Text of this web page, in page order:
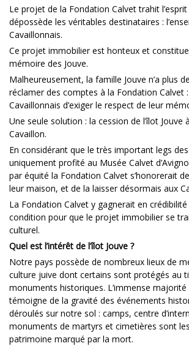
Le projet de la Fondation Calvet trahit
dépossède les véritables destinataires :
Cavaillonnais.
Ce projet immobilier est honteux et
mémoire des Jouve.
Malheureusement, la famille Jouve n’a plus
réclamer des comptes à la Fondation Calvet :
Cavaillonnais d’exiger le respect de leur
Une seule solution : la cession de l’îlot Jouve
Cavaillon.
En considérant que le très important legs
uniquement profité au Musée Calvet
par équité la Fondation Calvet s’honorerait
leur maison, et de la laisser désormais aux
La Fondation Calvet y gagnerait en crédibilité
condition pour que le projet immobilier se
culturel.
Quel est l’intérêt de l’îlot Jouve ?
Notre pays possède de nombreux lieux de
culture juive dont certains sont protégés au
monuments historiques. L’immense
témoigne de la gravité des événements
déroulés sur notre sol : camps, centre
monuments de martyrs et cimetières sont
patrimoine marqué par la mort.